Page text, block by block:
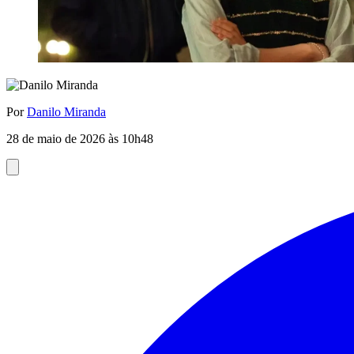
PorDanilo Miranda
28 de maio de 2026 às 10h48